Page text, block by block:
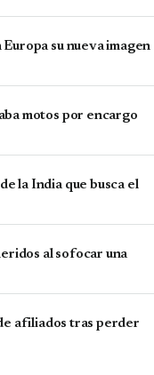
su nueva imagen
motos por encargo
la India que busca el
al sofocar una
afiliados tras perder